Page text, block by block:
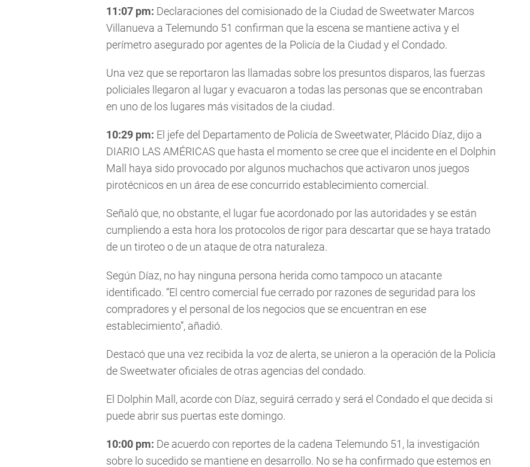
11:07 pm: Declaraciones del comisionado de la Ciudad de Sweetwater Marcos
Villanueva a Telemundo 51 confirman que la escena se mantiene activa y el
perímetro asegurado por agentes de la Policía de la Ciudad y el Condado.
Una vez que se reportaron las llamadas sobre los presuntos disparos, las fuerzas
policiales llegaron al lugar y evacuaron a todas las personas que se encontraban
en uno de los lugares más visitados de la ciudad.
10:29 pm: El jefe del Departamento de Policía de Sweetwater, Plácido Díaz, dijo a
DIARIO LAS AMÉRICAS que hasta el momento se cree que el incidente en el Dolphin
Mall haya sido provocado por algunos muchachos que activaron unos juegos
pirotécnicos en un área de ese concurrido establecimiento comercial.
Señaló que, no obstante, el lugar fue acordonado por las autoridades y se están
cumpliendo a esta hora los protocolos de rigor para descartar que se haya tratado
de un tiroteo o de un ataque de otra naturaleza.
Según Díaz, no hay ninguna persona herida como tampoco un atacante
identificado. “El centro comercial fue cerrado por razones de seguridad para los
compradores y el personal de los negocios que se encuentran en ese
establecimiento”, añadió.
Destacó que una vez recibida la voz de alerta, se unieron a la operación de la Policía
de Sweetwater oficiales de otras agencias del condado.
El Dolphin Mall, acorde con Díaz, seguirá cerrado y será el Condado el que decida si
puede abrir sus puertas este domingo.
10:00 pm: De acuerdo con reportes de la cadena Telemundo 51, la investigación
sobre lo sucedido se mantiene en desarrollo. No se ha confirmado que estemos en